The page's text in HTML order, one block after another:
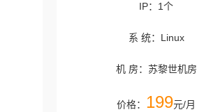
IP：1个
系 统：Linux
机 房：苏黎世机房
价格： 199元/月